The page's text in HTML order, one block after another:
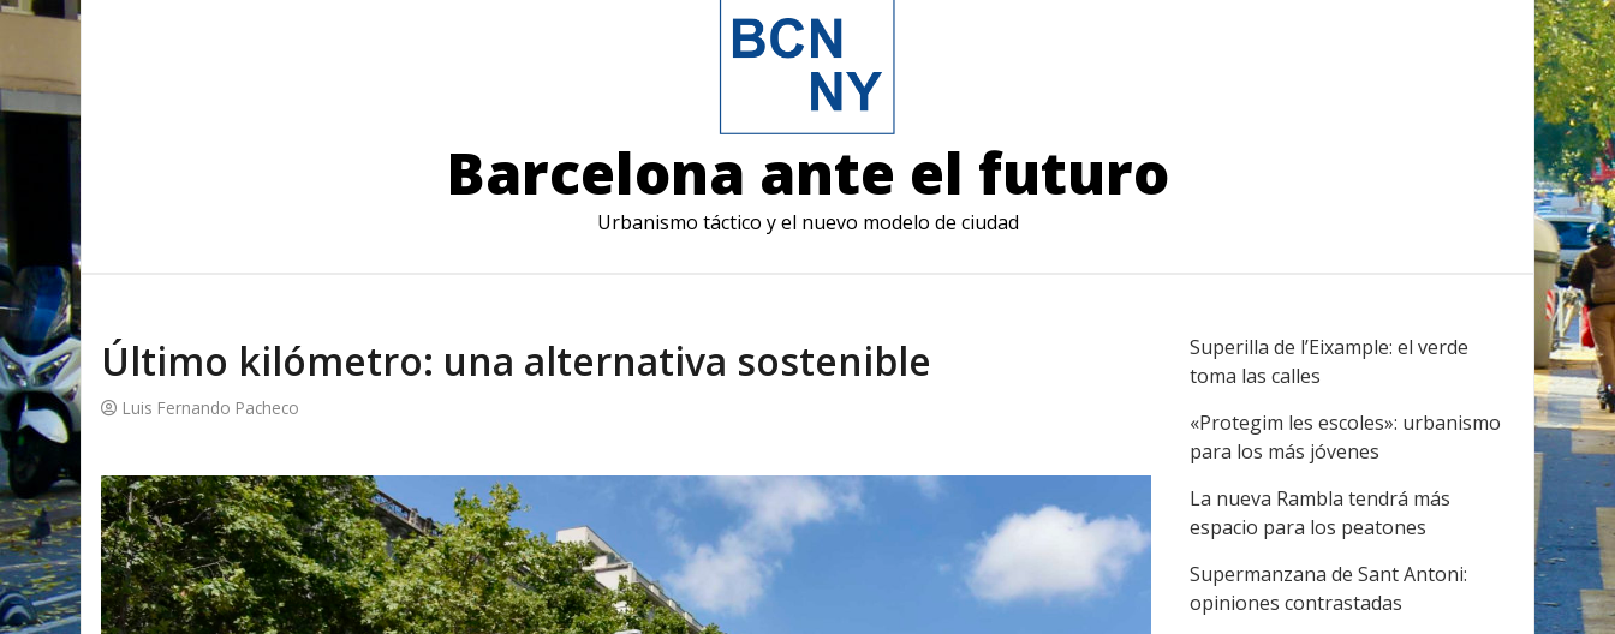
Barcelona ante el futuro
Urbanismo táctico y el nuevo modelo de ciudad
Último kilómetro: una alternativa sostenible
Luis Fernando Pacheco
Superilla de l’Eixample: el verde
toma las calles
«Protegim les escoles»: urbanismo
para los más jóvenes
La nueva Rambla tendrá más
espacio para los peatones
Supermanzana de Sant Antoni:
opiniones contrastadas